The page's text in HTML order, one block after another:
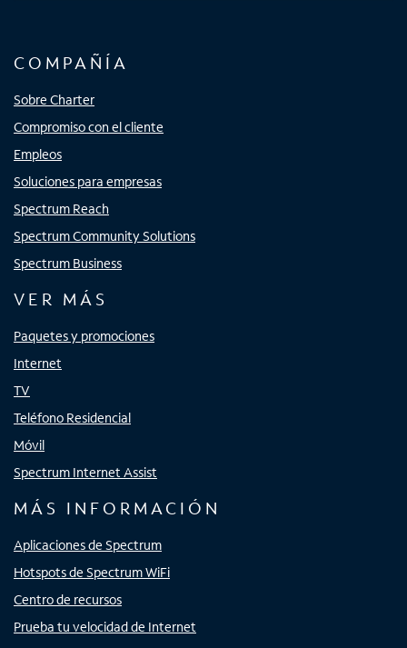
COMPAÑÍA
Sobre Charter
Compromiso con el cliente
Empleos
Soluciones para empresas
Spectrum Reach
Spectrum Community Solutions
Spectrum Business
VER MÁS
Paquetes y promociones
Internet
TV
Teléfono Residencial
Móvil
Spectrum Internet Assist
MÁS INFORMACIÓN
Aplicaciones de Spectrum
Hotspots de Spectrum WiFi
Centro de recursos
Prueba tu velocidad de Internet